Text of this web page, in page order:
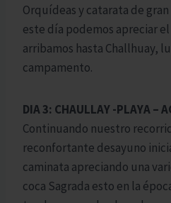
Orquídeas y catarata de
este día podemos apreciar
arribamos hasta Challhuay,
campamento.
DIA 3: CHAULLAY -PLAYA –
Continuando nuestro
reconfortante desayuno
caminata apreciando una
coca Sagrada esto en la